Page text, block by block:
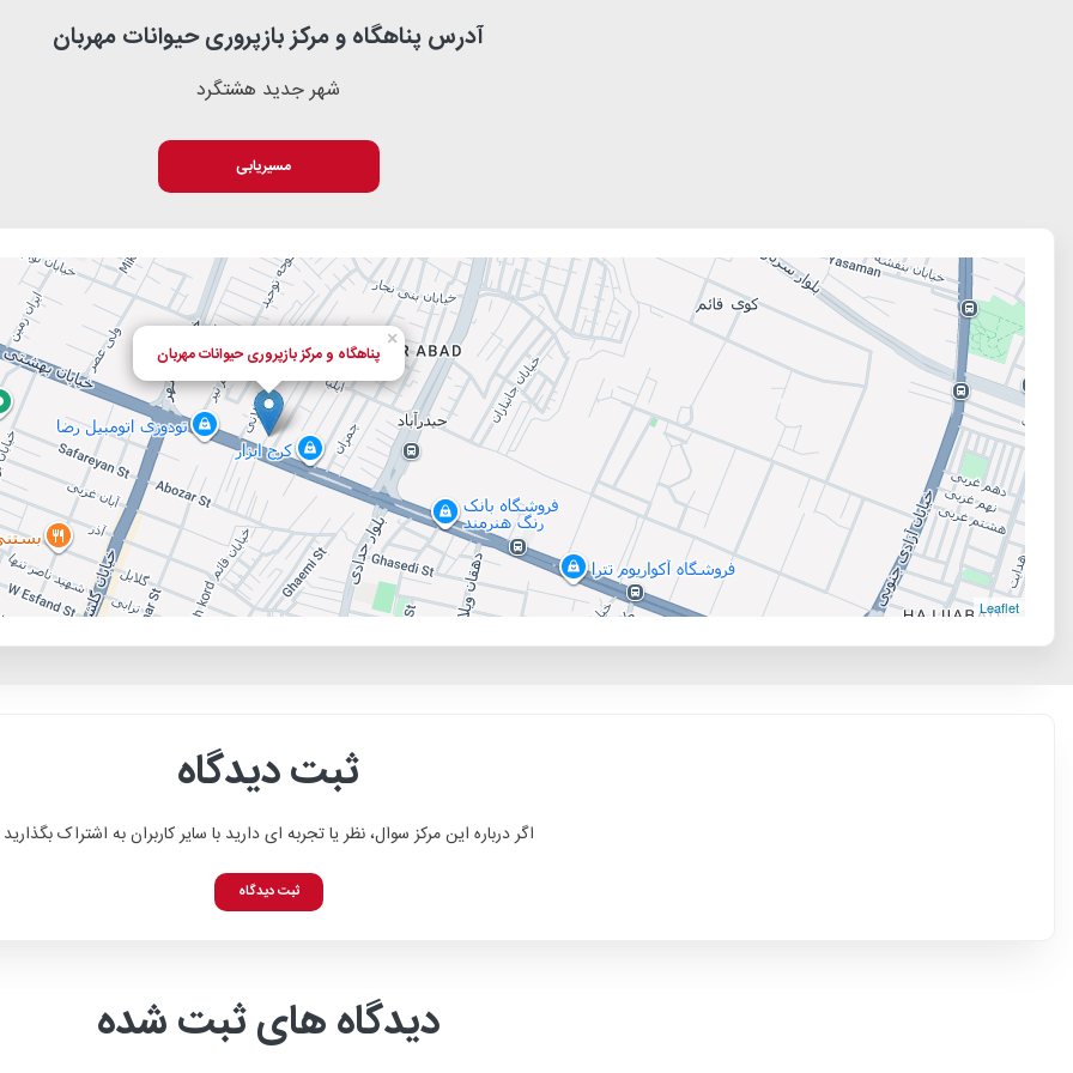
آدرس پناهگاه و مرکز بازپروری حیوانات مهربان
شهر جدید هشتگرد
مسیریابی
پناهگاه و مرکز بازپروری حیوانات مهربان
×
Leaflet
ثبت دیدگاه
اگر درباره این مرکز سوال، نظر یا تجربه ای دارید با سایر کاربران به اشتراک بگذارید
ثبت دیدگاه
دیدگاه های ثبت شده